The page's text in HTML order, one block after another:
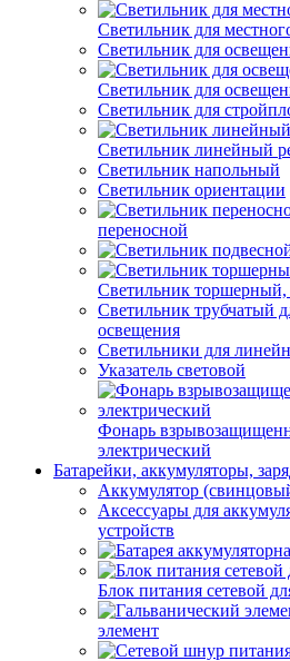
Светильник для
Светильник для
Светильник для
Светильник для
Светильник линейный
Светильник напольный
Светильник ориентации
переносной
Светильник торшерный,
Светильник трубчатый
освещения
Светильники для
Указатель световой
Фонарь
электрический
Батарейки, аккумуляторы,
Аккумулятор
Аксессуары для
устройств
Блок питания сетевой
элемент